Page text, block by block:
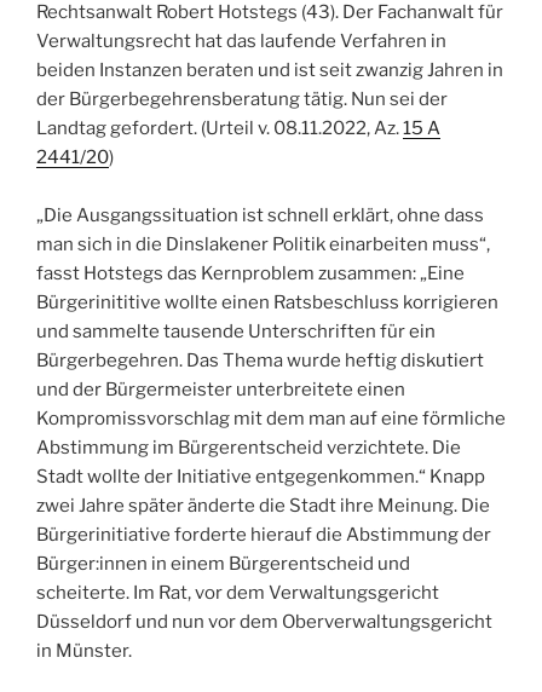
Rechtsanwalt Robert Hotstegs (43). Der Fachanwalt für
Verwaltungsrecht hat das laufende Verfahren in
beiden Instanzen beraten und ist seit zwanzig Jahren in
der Bürgerbegehrensberatung tätig. Nun sei der
Landtag gefordert. (Urteil v. 08.11.2022, Az.15 A
2441/20)
„Die Ausgangssituation ist schnell erklärt, ohne dass
man sich in die Dinslakener Politik einarbeiten muss“,
fasst Hotstegs das Kernproblem zusammen: „Eine
Bürgerinititive wollte einen Ratsbeschluss korrigieren
und sammelte tausende Unterschriften für ein
Bürgerbegehren. Das Thema wurde heftig diskutiert
und der Bürgermeister unterbreitete einen
Kompromissvorschlag mit dem man auf eine förmliche
Abstimmung im Bürgerentscheid verzichtete. Die
Stadt wollte der Initiative entgegenkommen.“ Knapp
zwei Jahre später änderte die Stadt ihre Meinung. Die
Bürgerinitiative forderte hierauf die Abstimmung der
Bürger:innen in einem Bürgerentscheid und
scheiterte. Im Rat, vor dem Verwaltungsgericht
Düsseldorf und nun vor dem Oberverwaltungsgericht
in Münster.